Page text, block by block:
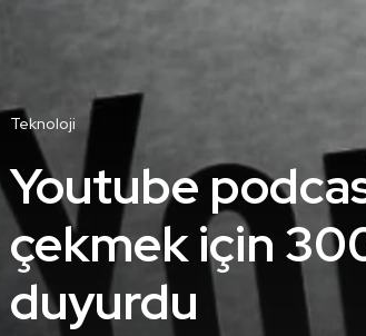
Teknoloji
Youtube
çekmek için
duyurdu